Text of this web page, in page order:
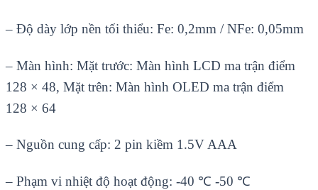
– Độ dày lớp nền tối thiểu: Fe: 0,2mm / NFe: 0,05mm
– Màn hình: Mặt trước: Màn hình LCD ma trận điểm
128 × 48, Mặt trên: Màn hình OLED ma trận điểm
128 × 64
– Nguồn cung cấp: 2 pin kiềm 1.5V AAA
– Phạm vi nhiệt độ hoạt động: -40 ℃ -50 ℃